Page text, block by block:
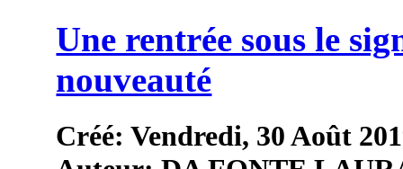
Une rentrée sous le
nouveauté
Créé: Vendredi, 30 Août